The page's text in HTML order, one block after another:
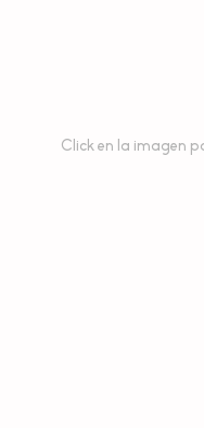
Click en la imagen